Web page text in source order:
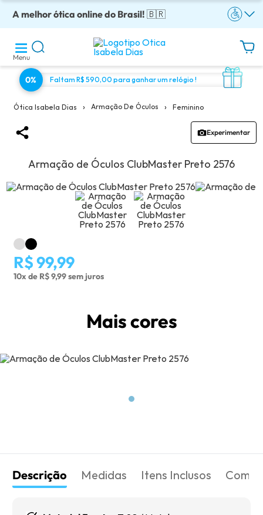
A melhor ótica online do Brasil!🇧🇷
Óculos completos armação + lentes a partir: R$199
Adquira em até 10x sem juros!
Enviamos para todo o Brasil!
Óculos de grau com preço justo!
Menu
0% Faltam R$ 590,00 para ganhar um relógio !
Ótica Isabela Dias › Armação De Óculos › Feminino
Experimentar
Armação de Óculos ClubMaster Preto 2576
R$ 99,99
10x de R$ 9,99 sem juros
Mais cores
Descrição Medidas Itens Inclusos Como